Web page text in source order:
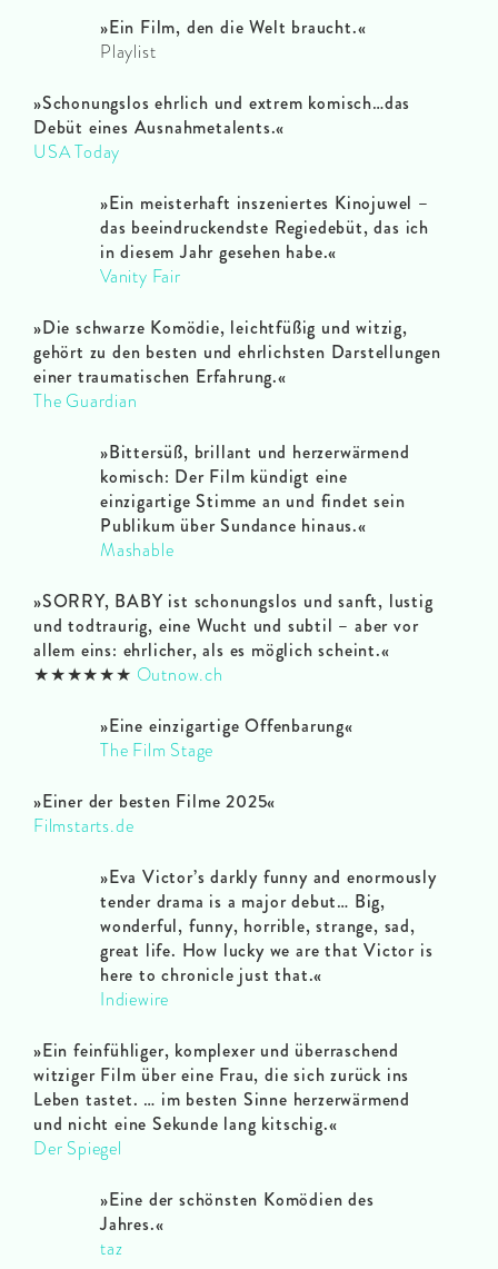
»Ein Film, den die Welt braucht.«
Playlist
»Schonungslos ehrlich und extrem komisch…das
Debüt eines Ausnahmetalents.«
USA Today
»Ein meisterhaft inszeniertes Kinojuwel –
das beeindruckendste Regiedebüt, das ich
in diesem Jahr gesehen habe.«
Vanity Fair
»Die schwarze Komödie, leichtfüßig und witzig,
gehört zu den besten und ehrlichsten Darstellungen
einer traumatischen Erfahrung.«
The Guardian
»Bittersüß, brillant und herzerwärmend
komisch: Der Film kündigt eine
einzigartige Stimme an und findet sein
Publikum über Sundance hinaus.«
Mashable
»SORRY, BABY ist schonungslos und sanft, lustig
und todtraurig, eine Wucht und subtil – aber vor
allem eins: ehrlicher, als es möglich scheint.«
★★★★★★ Outnow.ch
»Eine einzigartige Offenbarung«
The Film Stage
»Einer der besten Filme 2025«
Filmstarts.de
»Eva Victor’s darkly funny and enormously
tender drama is a major debut… Big,
wonderful, funny, horrible, strange, sad,
great life. How lucky we are that Victor is
here to chronicle just that.«
Indiewire
»Ein feinfühliger, komplexer und überraschend
witziger Film über eine Frau, die sich zurück ins
Leben tastet. … im besten Sinne herzerwärmend
und nicht eine Sekunde lang kitschig.«
Der Spiegel
»Eine der schönsten Komödien des
Jahres.«
taz